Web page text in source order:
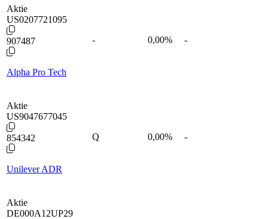
Aktie
US0207721095
907487
Alpha Pro Tech
- 0,00% -
Aktie
US9047677045
854342
Unilever ADR
Q 0,00% -
Aktie
DE000A12UP29